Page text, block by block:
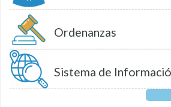
Ordenanzas
Sistema de